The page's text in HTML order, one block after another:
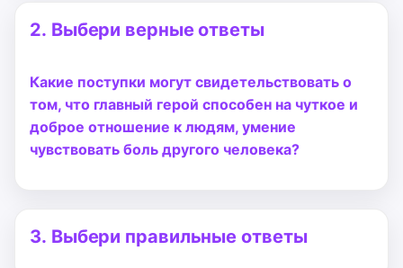
2. Выбери верные ответы
Какие поступки могут свидетельствовать о
том, что главный герой способен на чуткое и
доброе отношение к людям, умение
чувствовать боль другого человека?
3. Выбери правильные ответы